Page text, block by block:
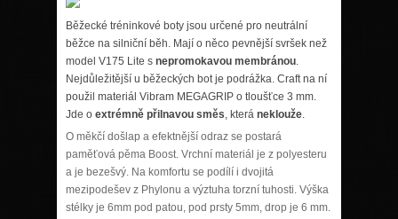
Běžecké tréninkové boty jsou určené pro neutrální
běžce na silniční běh. Mají o něco pevnější svršek než
model V175 Lite s nepromokavou membránou.
Nejdůležitější u běžeckých bot je podrážka. Craft na ní
použil materiál Vibram MEGAGRIP o tloušťce 3 mm.
Jde o extrémně přilnavou směs, která neklouže.
O měkčí došlap a efektnější odraz se postará
paměťová pěma Boost. Vrchní materiál je z polyesteru
a je bezešvý. Na komfortu se podílí i dvojitá
mezipodešev z Phylonu a výztuha torzní tuhosti. Výška
stélky je 6mm pod patou, pod prsty 5mm, drop je 6 mm.